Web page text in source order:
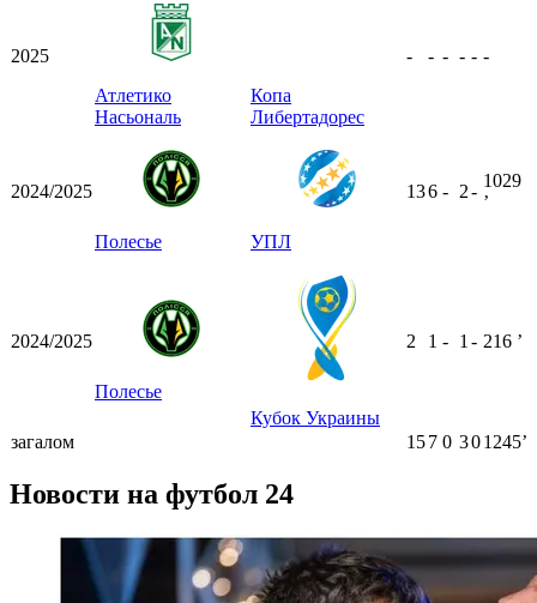
2025
Атлетико
Насьональ
Копа
Либертадорес
- - - - - -
2024/2025
Полесье УПЛ
136 - 2-
1029
ʼ
2024/2025
Полесье
Кубок Украины
2 1 - 1 - 216 ʼ
загалом 157 0 301245ʼ
Новости на футбол 24